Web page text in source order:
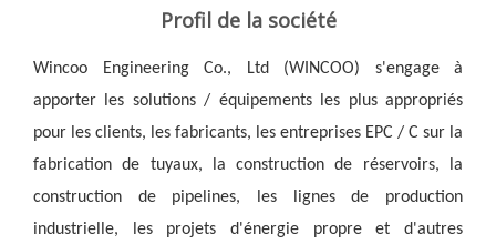
Profil de la société
Wincoo Engineering Co., Ltd (WINCOO) s'engage à
apporter les solutions / équipements les plus appropriés
pour les clients, les fabricants, les entreprises EPC / C sur la
fabrication de tuyaux, la construction de réservoirs, la
construction de pipelines, les lignes de production
industrielle, les projets d'énergie propre et d'autres